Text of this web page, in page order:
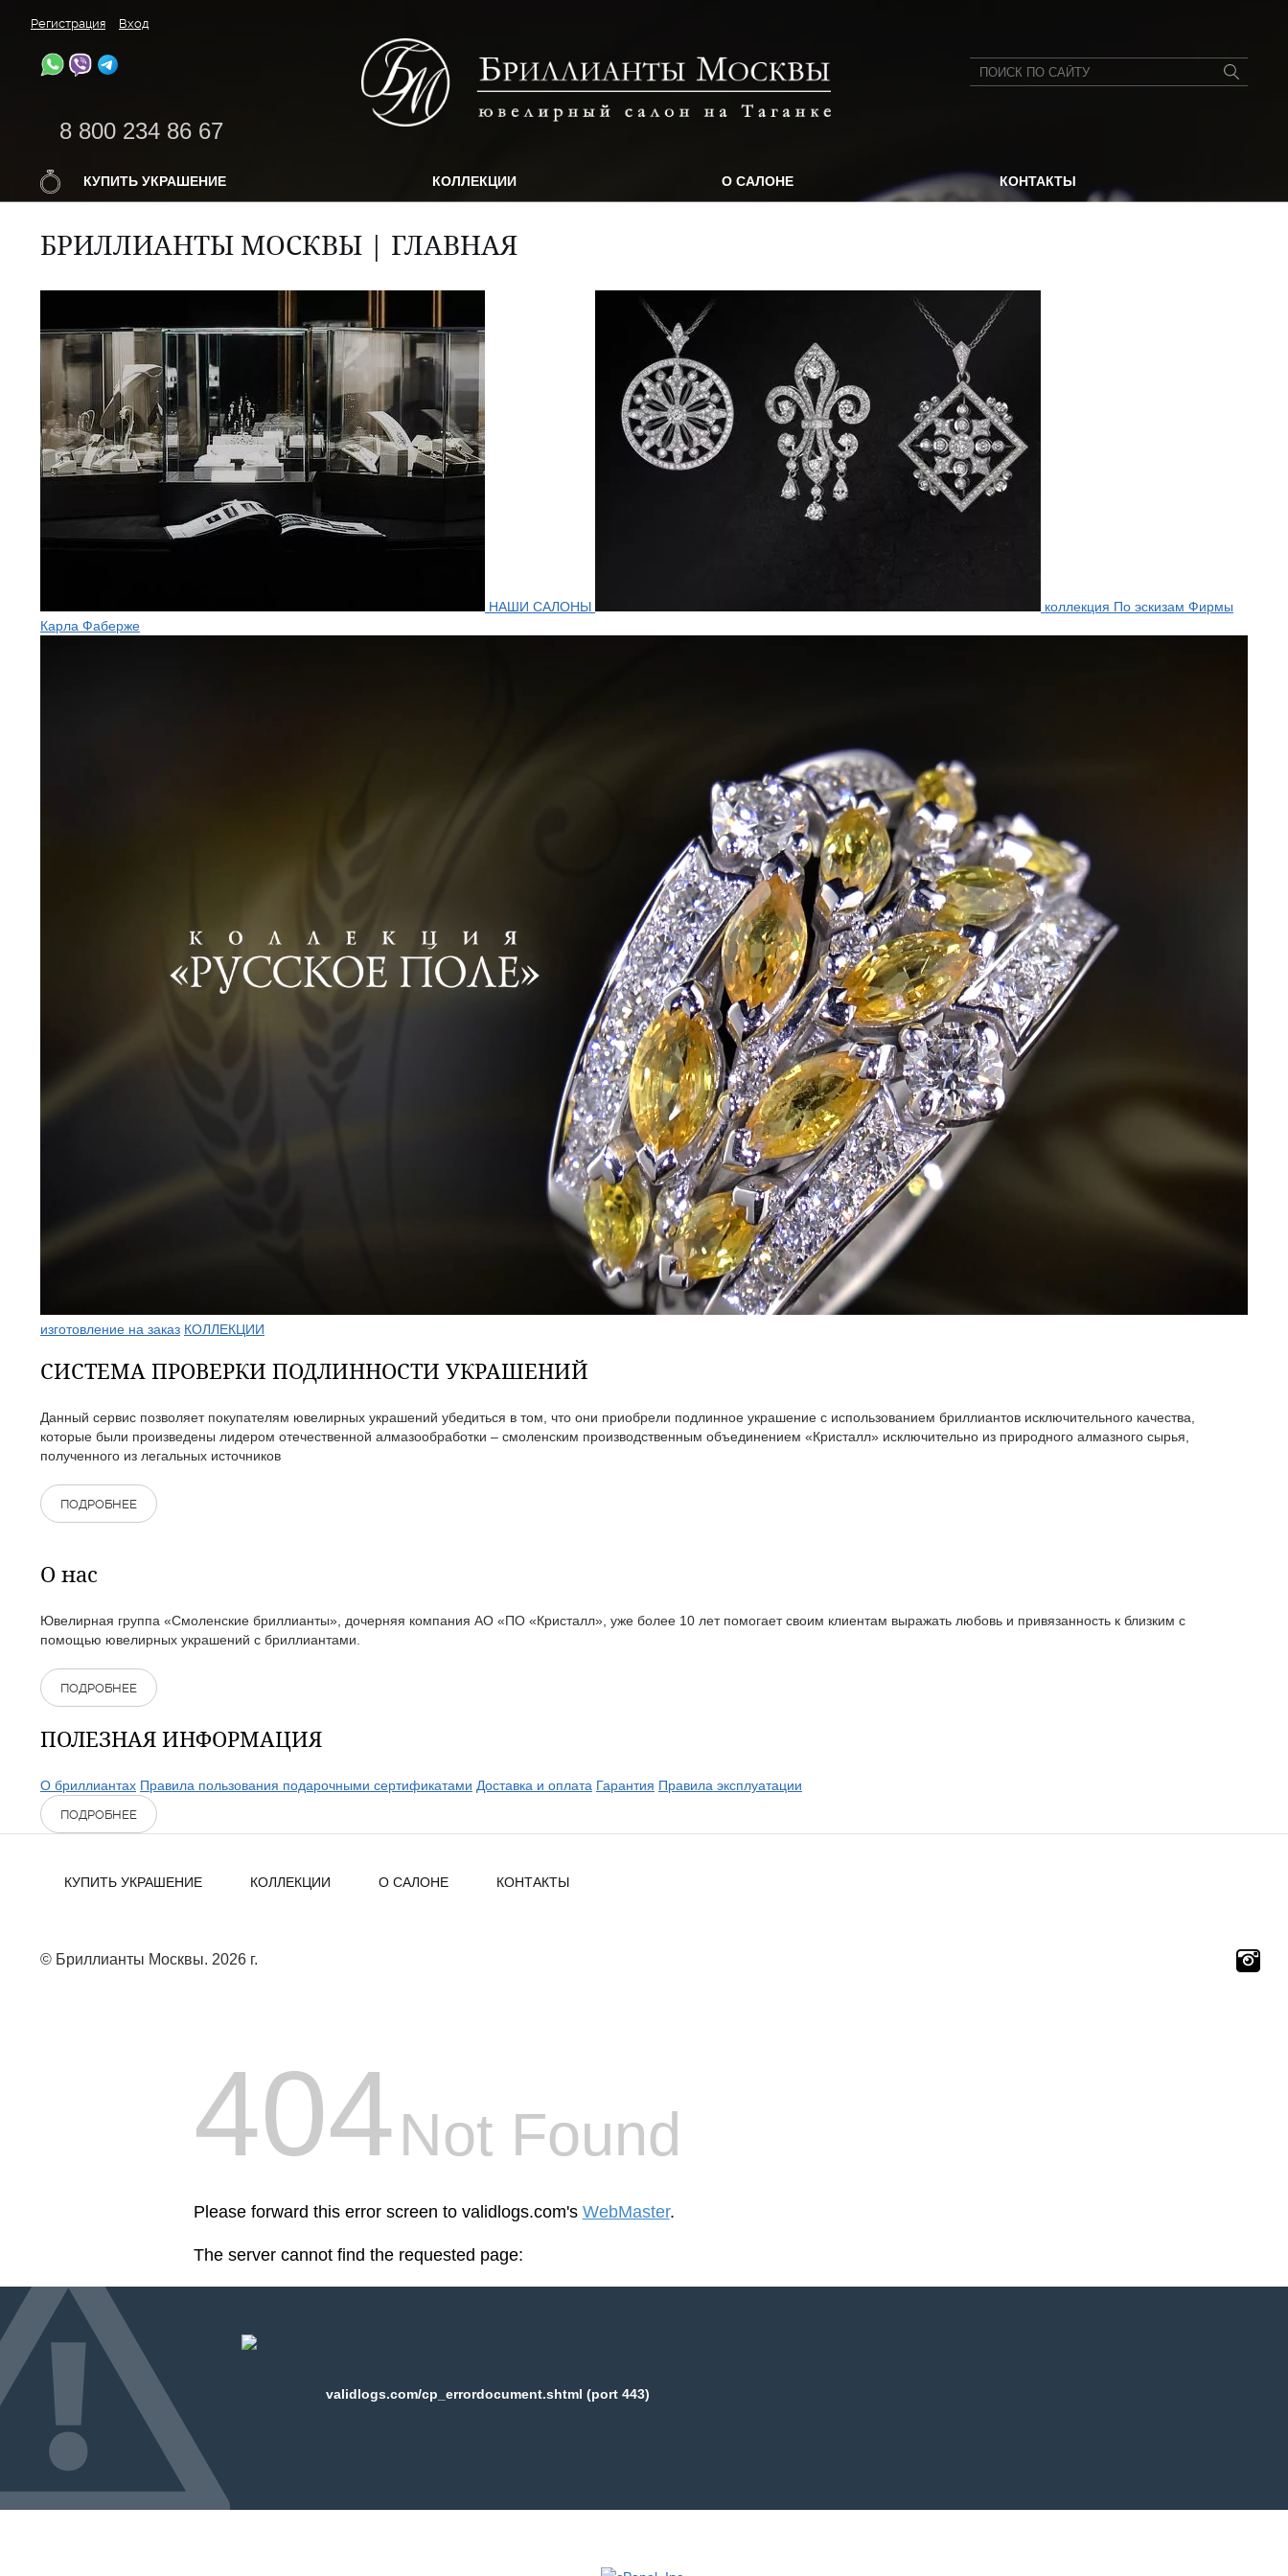
Регистрация Вход
8 800 234 86 67
КУПИТЬ УКРАШЕНИЕ КОЛЛЕКЦИИ О САЛОНЕ КОНТАКТЫ
БРИЛЛИАНТЫ МОСКВЫ | ГЛАВНАЯ
НАШИ САЛОНЫ
коллекция По эскизам Фирмы
Карла Фаберже
изготовление на заказ КОЛЛЕКЦИИ
СИСТЕМА ПРОВЕРКИ ПОДЛИННОСТИ УКРАШЕНИЙ
Данный сервис позволяет покупателям ювелирных украшений убедиться в том, что они приобрели подлинное украшение с использованием бриллиантов исключительного качества,
которые были произведены лидером отечественной алмазообработки – смоленским производственным объединением «Кристалл» исключительно из природного алмазного сырья,
полученного из легальных источников
ПОДРОБНЕЕ
О нас
Ювелирная группа «Смоленские бриллианты», дочерняя компания АО «ПО «Кристалл», уже более 10 лет помогает своим клиентам выражать любовь и привязанность к близким с
помощью ювелирных украшений с бриллиантами.
ПОДРОБНЕЕ
ПОЛЕЗНАЯ ИНФОРМАЦИЯ
О бриллиантах Правила пользования подарочными сертификатами Доставка и оплата Гарантия Правила эксплуатации
ПОДРОБНЕЕ
КУПИТЬ УКРАШЕНИЕ КОЛЛЕКЦИИ О САЛОНЕ КОНТАКТЫ
© Бриллианты Москвы. 2026 г.
404Not Found
Please forward this error screen to validlogs.com's WebMaster.
The server cannot find the requested page:
validlogs.com/cp_errordocument.shtml (port 443)